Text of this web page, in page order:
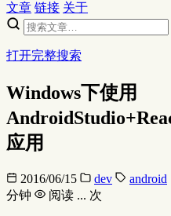
文章 链接 关于
打开完整搜索
Windows下使用
应用
2016/06/15 dev android
分钟
阅读 ... 次